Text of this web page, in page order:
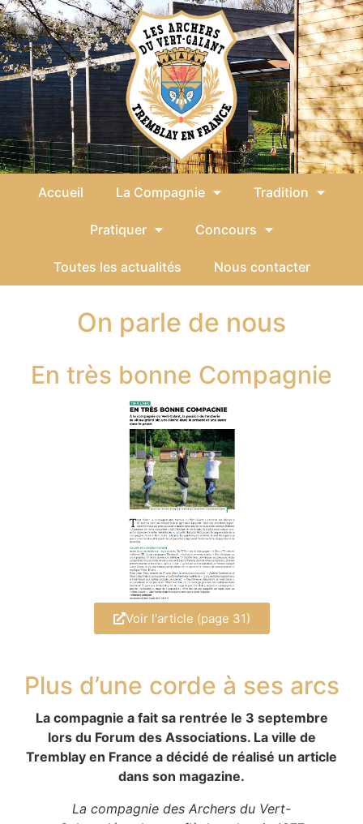
Accueil La Compagnie Tradition
Pratiquer Concours
Toutes les actualités Nous contacter
On parle de nous
En très bonne Compagnie
Voir l'article (page 31)
Plus d’une corde à ses arcs
La compagnie a fait sa rentrée le 3 septembre
lors du Forum des Associations. La ville de
Tremblay en France a décidé de réalisé un article
dans son magazine.
La compagnie des Archers du Vert-